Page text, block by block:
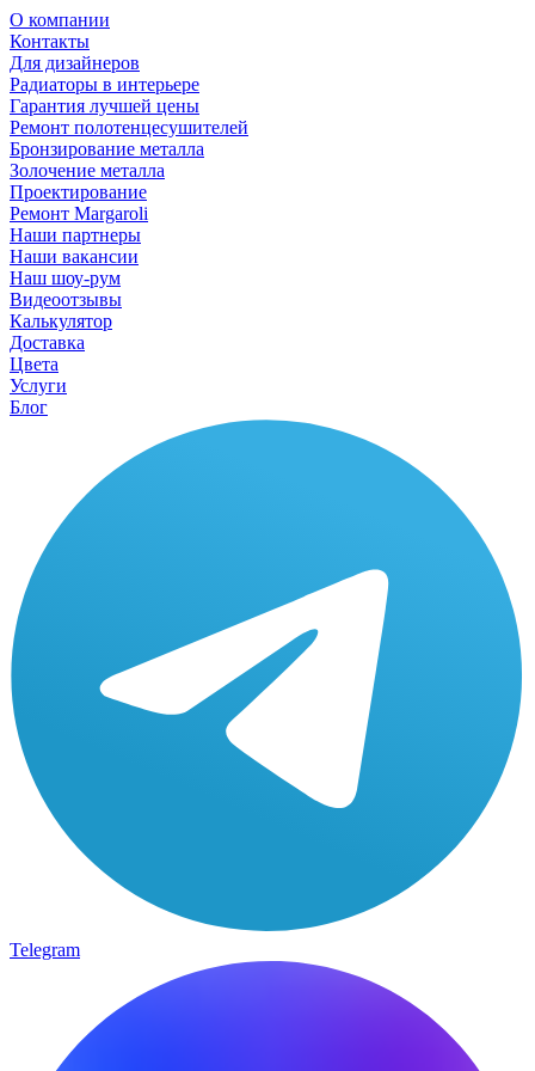
О компании
Контакты
Для дизайнеров
Радиаторы в интерьере
Гарантия лучшей цены
Ремонт полотенцесушителей
Бронзирование металла
Золочение металла
Проектирование
Ремонт Margaroli
Наши партнеры
Наши вакансии
Наш шоу-рум
Видеоотзывы
Калькулятор
Доставка
Цвета
Услуги
Блог
Telegram